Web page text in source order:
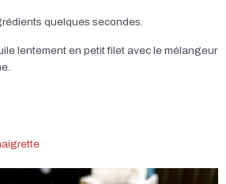
quelques secondes.
lentement en petit filet avec le mélangeur